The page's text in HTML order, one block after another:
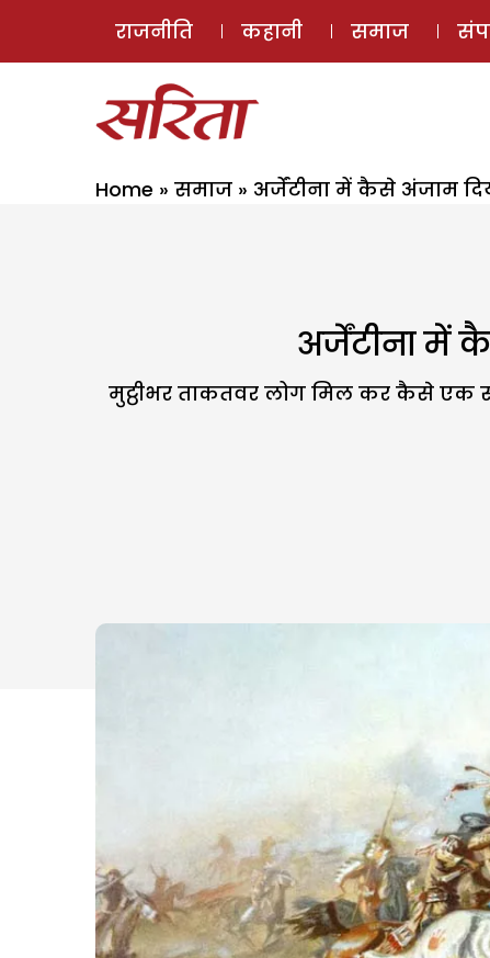
राजनीति कहानी समाज
Home » समाज » अर्जेंटीना में कैसे अंजाम
अर्जेंटीना में
मुट्ठीभर ताकतवर लोग मिल कर कैसे एक